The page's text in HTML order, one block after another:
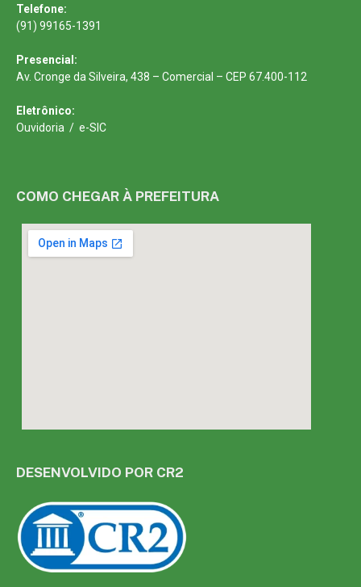
Telefone:
(91) 99165-1391
Presencial:
Av. Cronge da Silveira, 438 – Comercial – CEP 67.400-112
Eletrônico:
Ouvidoria / e-SIC
COMO CHEGAR À PREFEITURA
DESENVOLVIDO POR CR2